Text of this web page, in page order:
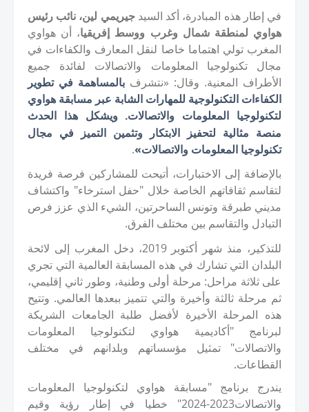
في إطار هذه المبادرة، أكد السيدجيريمي لين، نائب رئيس
هواوي لمنطقة شمال وغرب ووسط إفريقيا، أن هواوي
المغرب تولي اهتماما خاصا لنقل المعارف والكفاءات في
مجال تكنولوجيا المعلومات والاتصالات لفائدة جميع
الأطراف المعنية. وقال: «نتشرف بالمساهمة في تطوير
الكفاءات التكنولوجية للمهارات الشابة عبر مسابقة هواوي
لتكنولوجيا المعلومات والاتصالات.ويشكل هذا الحدث
منصة مثالية لتحفيز الابتكار وتثمين التميز في مجال
تكنولوجيا المعلومات والاتصالات».
بالإضافة إلى الاختبارات، أتيحت للمشاركين فرصة فريدة
لتقاسم ثقافاتهم الخاصة خلال "حفل استرخاء" واكتشاف
مديني طبرقة وتونس الساحرتين، الشيء الذي عزز فرص
التبادل والتقاسم بين مختلف الفرق.
للتذكير، منذ شهر أكتوبر2019، دخل المغرب إلى لائحة
البلدان التي تشارك في هذه المسابقة العالمية التي تجري
على ثلاثة مراحل: مرحلة أولى وطنية، وطور ثاني إقليمي،
ثم مرحلة ثالثة وأخيرة والتي تتميز ببعدها العالمي. وتتيح
هذه المرحلة الأخيرة لأفضل طلبة الجامعات الشريكة
لبرنامج "أكاديمية هواوي لتكنولوجيا المعلومات
والاتصالات" تمثيل مؤسساتهم وبلدانهم في مختلف
القطاعات.
يندرج برنامج "مسابقة هواوي لتكنولوجيا المعلومات
والاتصالات2023
-
2024" خطيا في إطار رؤية وقيم